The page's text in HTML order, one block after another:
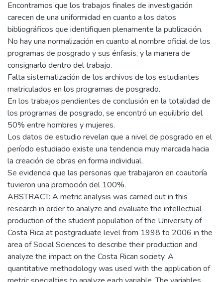
Encontramos que los trabajos finales de investigación
carecen de una uniformidad en cuanto a los datos
bibliográficos que identifiquen plenamente la publicación.
No hay una normalización en cuanto al nombre oficial de los
programas de posgrado y sus énfasis, y la manera de
consignarlo dentro del trabajo.
Falta sistematización de los archivos de los estudiantes
matriculados en los programas de posgrado.
En los trabajos pendientes de conclusión en la totalidad de
los programas de posgrado, se encontró un equilibrio del
50% entre hombres y mujeres.
Los datos de estudio revelan que a nivel de posgrado en el
período estudiado existe una tendencia muy marcada hacia
la creación de obras en forma individual.
Se evidencia que las personas que trabajaron en coautoría
tuvieron una promoción del 100%.
ABSTRACT: A metric analysis was carried out in this
research in order to analyze and evaluate the intellectual
production of the student population of the University of
Costa Rica at postgraduate level from 1998 to 2006 in the
area of Social Sciences to describe their production and
analyze the impact on the Costa Rican society. A
quantitative methodology was used with the application of